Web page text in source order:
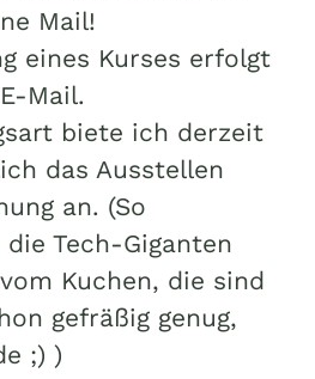
Mail!
eines Kurses erfolgt
Mail.
biete ich derzeit
das Ausstellen
an. (So
Tech-Giganten
Kuchen, die sind
gefräßig genug,
;) )